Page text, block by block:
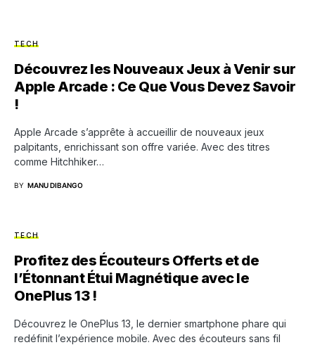
TECH
Découvrez les Nouveaux Jeux à Venir sur
Apple Arcade : Ce Que Vous Devez Savoir
!
Apple Arcade s’apprête à accueillir de nouveaux jeux
palpitants, enrichissant son offre variée. Avec des titres
comme Hitchhiker…
BY MANU DIBANGO
TECH
Profitez des Écouteurs Offerts et de
l’Étonnant Étui Magnétique avec le
OnePlus 13 !
Découvrez le OnePlus 13, le dernier smartphone phare qui
redéfinit l’expérience mobile. Avec des écouteurs sans fil